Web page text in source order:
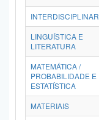
INTERDISCIPLINAR
LINGUÍSTICA E
LITERATURA
MATEMÁTICA /
PROBABILIDADE E
ESTATÍSTICA
MATERIAIS